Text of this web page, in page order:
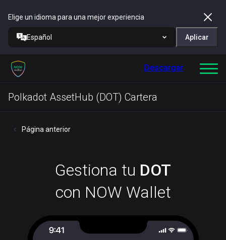
Elige un idioma para una mejor experiencia
Español Aplicar
Descargar
Polkadot AssetHub (DOT) Cartera
Página anterior
Gestiona tu DOT
con NOW Wallet